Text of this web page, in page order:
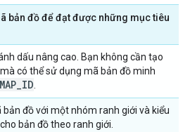
bản đồ để đạt được những mục tiêu
dấu nâng cao. Bạn không cần tạo
có thể sử dụng mã bản đồ minh
MAP ID
bản đồ với một nhóm ranh giới và kiểu
bản đồ theo ranh giới.